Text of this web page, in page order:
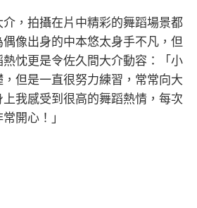
，拍攝在片中精彩的舞蹈場景都
像出身的中本悠太身手不凡，但
忱更是令佐久間大介動容：「小
但是一直很努力練習，常常向大
我感受到很高的舞蹈熱情，每次
開心！」